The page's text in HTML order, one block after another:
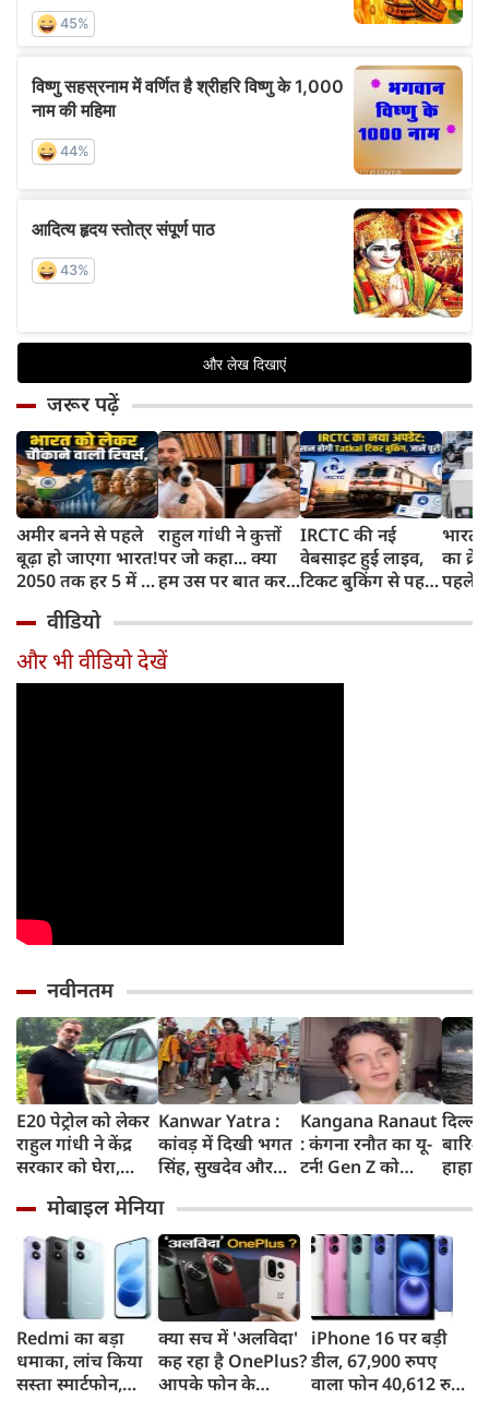
जरूर पढ़ें
अमीर बनने से पहले
बूढ़ा हो जाएगा भारत!
2050 तक हर 5 में 1
साल से ज्यादा उम्र का
राहुल गांधी ने कुत्तों
पर जो कहा... क्या
हम उस पर बात कर
IRCTC की नई
वेबसाइट हुई लाइव,
टिकट बुकिंग से पहले
काम, जानें पूरा
भारत
का
पहले
और
वीडियो
और भी वीडियो देखें
नवीनतम
E20 पेट्रोल को लेकर
राहुल गांधी ने केंद्र
सरकार को घेरा,
लोगों की गाड़ियां हो
रहीं खराब, BJP ने
बताया खराब
पटकथा
Kanwar Yatra :
कांवड़ में दिखी भगत
सिंह, सुखदेव और
अमरगाथा,
शिवभक्तों ने अनोखे
अंदाज में दी
श्रद्धांजलि
Kangana Ranaut
: कंगना रनौत का यू-
टर्न! Gen Z को
'सबसे बड़ी ताकत',
कुछ दिन पहले
प्रदर्शनकारियों को
कहा था 'जेनरेशन
गटर'
जाम
सड़कों
तक
मोबाइल मेनिया
Redmi का बड़ा
धमाका, लांच किया
सस्ता स्मार्टफोन,
क्या सच में 'अलविदा'
कह रहा है OnePlus?
आपके फोन के
iPhone 16 पर बड़ी
डील, 67,900 रुपए
वाला फोन 40,612 रुपए